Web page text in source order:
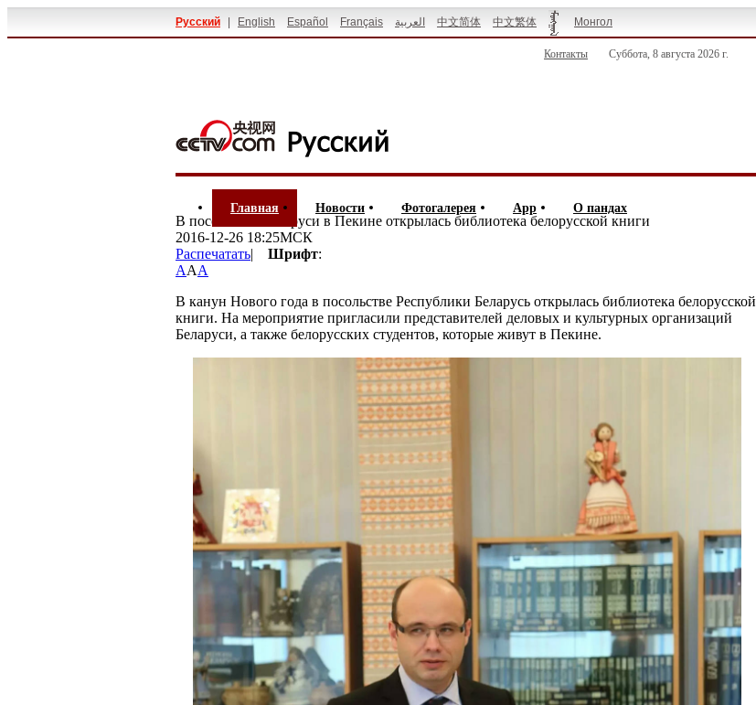
Русский English Español Français العربية 中文简体 中文繁体 Монгол
Контакты Суббота, 8 августа 2026 г.
Главная Новости Фотогалерея App О пандах
В посольстве Беларуси в Пекине открылась библиотека белорусской книги
2016-12-26 18:25МСК
Распечатать| Шрифт:
AAA
В канун Нового года в посольстве Республики Беларусь открылась библиотека белорусской
книги. На мероприятие пригласили представителей деловых и культурных организаций
Беларуси, а также белорусских студентов, которые живут в Пекине.